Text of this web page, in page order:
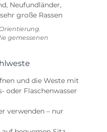
Neufundländer,
große Rassen
gemessenen
und die Weste mit
oder Flaschenwasser
verwenden – nur